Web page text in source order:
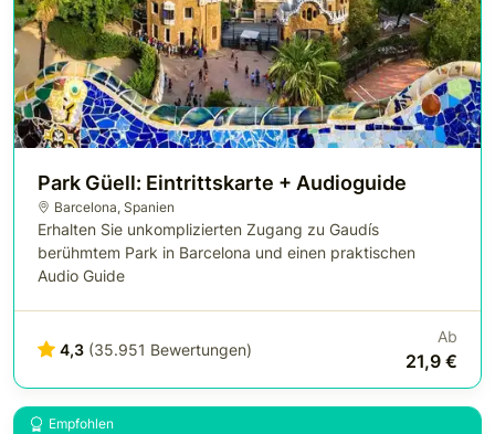
Park Güell: Eintrittskarte + Audioguide
Barcelona, Spanien
Erhalten Sie unkomplizierten Zugang zu Gaudís
berühmtem Park in Barcelona und einen praktischen
Audio Guide
4,3 (35.951 Bewertungen)
Ab
21,9 €
Empfohlen